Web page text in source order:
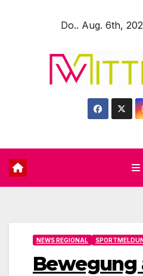
Do.. Aug. 6th,
NEWS REGIONAL
Bewegung